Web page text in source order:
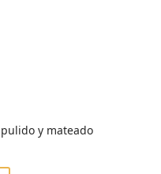
y mateado